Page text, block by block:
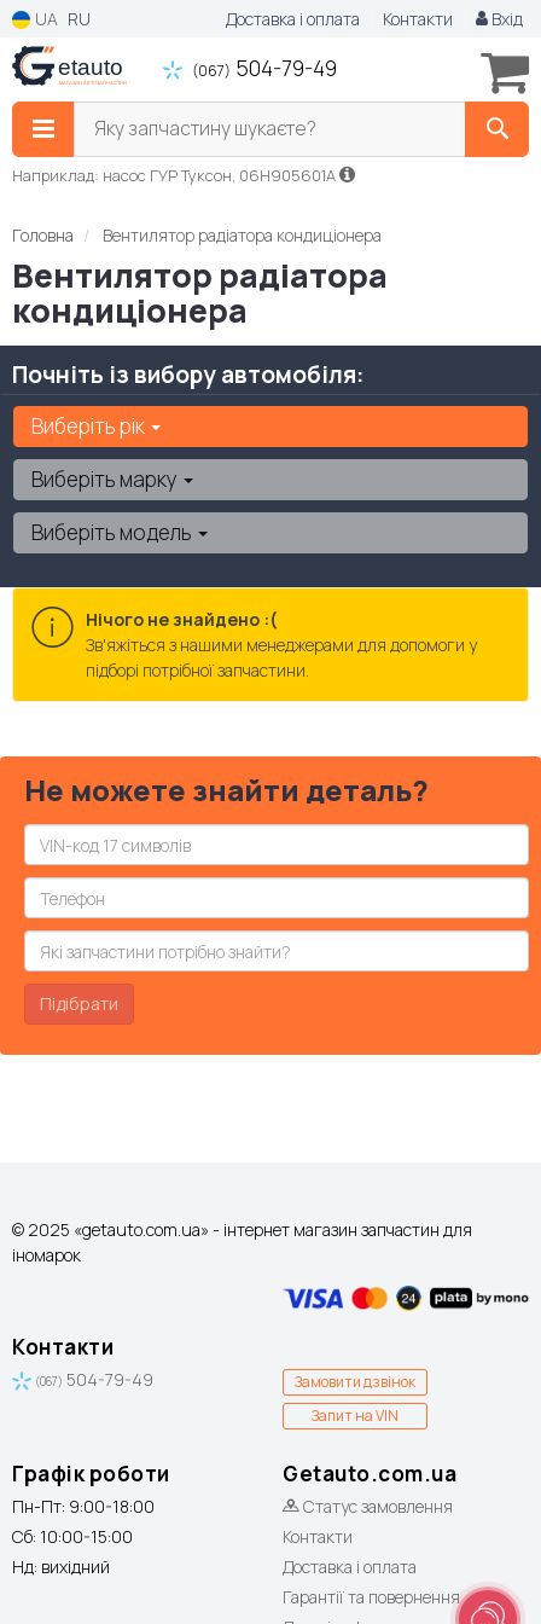
UA RU Доставка і оплата Контакти Вхід
(067) 504-79-49
Яку запчастину шукаєте?
Наприклад: насос ГУР Туксон, 06H905601A
Головна Вентилятор радіатора кондиціонера
Вентилятор радіатора
кондиціонера
Почніть із вибору автомобіля:
Виберіть рік
Виберіть марку
Виберіть модель
Нічого не знайдено :(
Зв'яжіться з нашими менеджерами для допомоги у
підборі потрібної запчастини.
Не можете знайти деталь?
Підібрати
© 2025 «getauto.com.ua» - інтернет магазин запчастин для
іномарок
Контакти
(067) 504-79-49
Замовити дзвінок
Запит на VIN
Графік роботи
Пн-Пт: 9:00-18:00
Сб: 10:00-15:00
Нд: вихідний
Getauto.com.ua
Статус замовлення
Контакти
Доставка і оплата
Гарантії та повернення